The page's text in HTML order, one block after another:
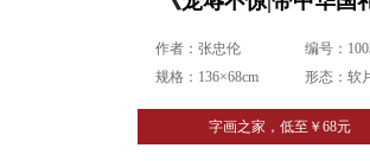
作者：张忠伦
规格：136×68cm
编号：
形态：软
字画之家，低至￥68元